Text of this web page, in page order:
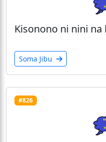
Kisonono ni nini
Soma Jibu
#826